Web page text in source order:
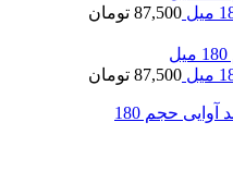
87,500 تومان
87,500 تومان